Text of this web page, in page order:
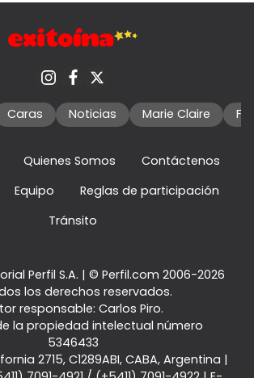
Caras Noticias Marie Claire
Quienes Somos
Contáctenos
Equipo
Reglas de participación
Tránsito
Perfil S.A. | © Perfil.com 2006-2026
los derechos reservados.
responsable: Carlos Piro.
la propiedad intelectual número
5346433
2715, C1289ABI, CABA, Argentina |